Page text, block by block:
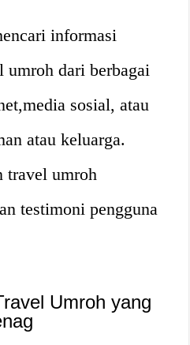
informasi
umroh dari berbagai
sosial, atau
atau keluarga.
travel umroh
testimoni pengguna
Umroh yang